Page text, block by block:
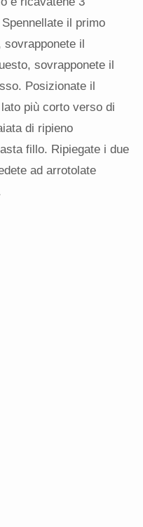
il primo
sovrapponete il
sovrapponete il
Posizionate il
più corto verso di
di ripieno
fillo. Ripiegate i due
ad arrotolate